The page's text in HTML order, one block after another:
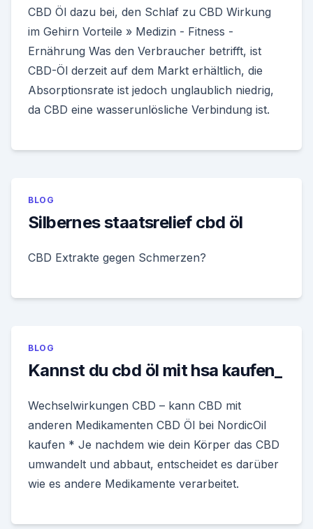
CBD Öl dazu bei, den Schlaf zu CBD Wirkung
im Gehirn Vorteile » Medizin - Fitness -
Ernährung Was den Verbraucher betrifft, ist
CBD-Öl derzeit auf dem Markt erhältlich, die
Absorptionsrate ist jedoch unglaublich niedrig,
da CBD eine wasserunlösliche Verbindung ist.
BLOG
Silbernes staatsrelief cbd öl
CBD Extrakte gegen Schmerzen?
BLOG
Kannst du cbd öl mit hsa kaufen_
Wechselwirkungen CBD – kann CBD mit
anderen Medikamenten CBD Öl bei NordicOil
kaufen * Je nachdem wie dein Körper das CBD
umwandelt und abbaut, entscheidet es darüber
wie es andere Medikamente verarbeitet.